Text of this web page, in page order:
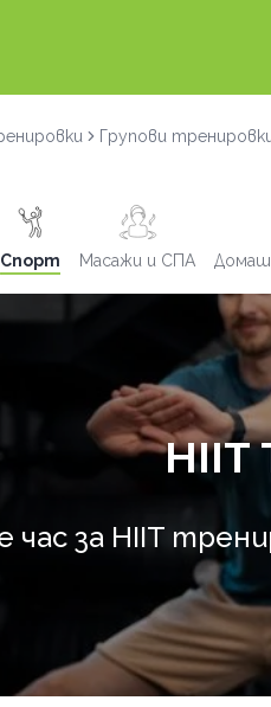
Групови
Спорт Масажи и СПА
час за HIIT